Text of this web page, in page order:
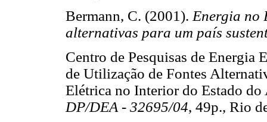
Bermann, C. (2001). Energia no
alternativas para um país
Centro de Pesquisas de Energia
de Utilização de Fontes
Elétrica no Interior do Estado do
DP/DEA - 32695/04, 49p.,